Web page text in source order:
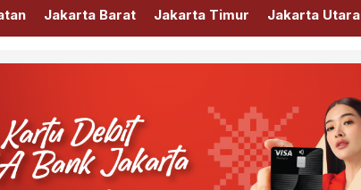
Jakarta Barat Jakarta Timur Jakarta Utara